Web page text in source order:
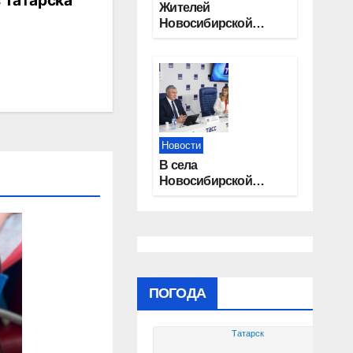
Жителей
Новосибирской
квалификацию
премии «КАРДО»
Новости
В села
Новосибирской
ПОГОДА
Татарск